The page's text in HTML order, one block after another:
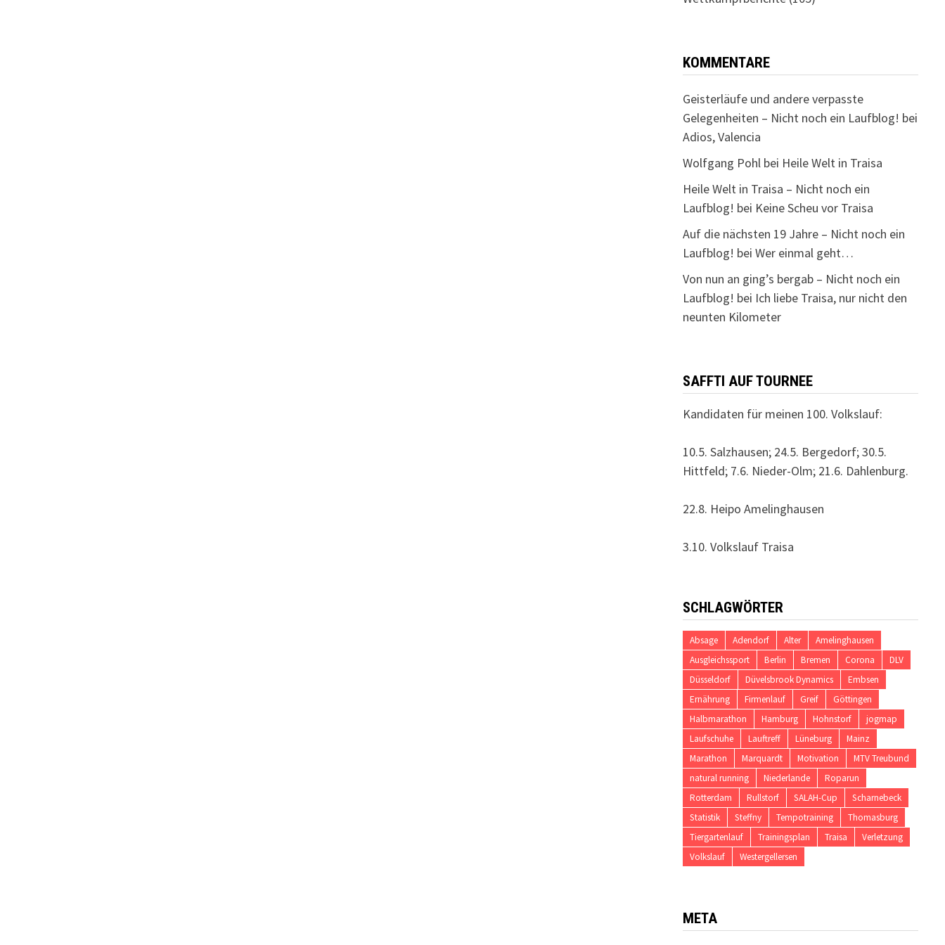
KOMMENTARE
Geisterläufe und andere verpasste
Gelegenheiten – Nicht noch ein Laufblog! bei
Adios, Valencia
Wolfgang Pohlbei Heile Welt in Traisa
Heile Welt in Traisa – Nicht noch ein
Laufblog! bei Keine Scheu vor Traisa
Auf die nächsten 19 Jahre – Nicht noch ein
Laufblog! bei Wer einmal geht…
Von nun an ging’s bergab – Nicht noch ein
Laufblog! bei Ich liebe Traisa, nur nicht den
neunten Kilometer
SAFFTI AUF TOURNEE
Kandidaten für meinen 100. Volkslauf:
10.5. Salzhausen; 24.5. Bergedorf; 30.5.
Hittfeld; 7.6. Nieder-Olm; 21.6. Dahlenburg.
22.8. Heipo Amelinghausen
3.10. Volkslauf Traisa
SCHLAGWÖRTER
Absage Adendorf Alter
Amelinghausen
Ausgleichssport
Berlin Bremen Corona
DLV
Düsseldorf
Düvelsbrook Dynamics
Embsen
Ernährung
Firmenlauf Greif
Göttingen
Halbmarathon
Hamburg Hohnstorf
jogmap
Laufschuhe
Lauftreff Lüneburg
Mainz
Marathon
Marquardt Motivation
MTV Treubund
natural running
Niederlande
Roparun
Rotterdam
Rullstorf SALAH-Cup
Scharnebeck
Statistik
Steffny Tempotraining
Thomasburg
Tiergartenlauf
Trainingsplan Traisa
Verletzung
Volkslauf
Westergellersen
META